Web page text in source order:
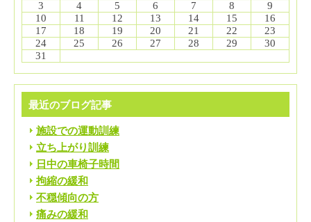
3
4 5 6 7 8
9
10
11 12 13 14 15
16
17
18 19 20 21 22
23
24
25 26 27 28 29
30
31
最近のブログ記事
施設での運動訓練
立ち上がり訓練
日中の車椅子時間
拘縮の緩和
不穏傾向の方
痛みの緩和